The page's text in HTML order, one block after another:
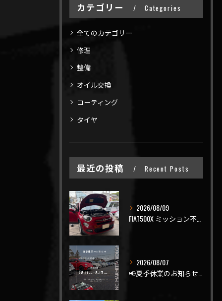
カテゴリー Categories
全てのカテゴリー
修理
整備
オイル交換
コーティング
タイヤ
最近の投稿 Recent Posts
2026/08/09
2026/08/07